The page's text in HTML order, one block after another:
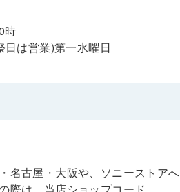
時
日は営業)第一水曜日
名古屋・大阪や、ソニーストア
際は、当店ショップコード